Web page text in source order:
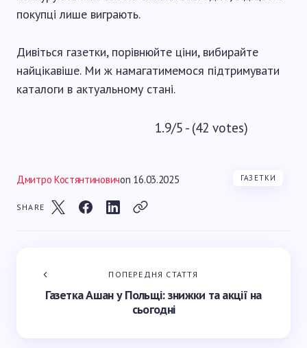
покупці лише виграють.
Дивіться газетки, порівнюйте ціни, вибирайте
найцікавіше. Ми ж намагатимемося підтримувати
каталоги в актуальному стані.
1.9/5 - (42 votes)
Дмитро Костянтиновичon 16.03.2025 ГАЗЕТКИ
SHARE
ПОПЕРЕДНЯ СТАТТЯ
Газетка Ашан у Польщі: знижки та акції на
сьогодні